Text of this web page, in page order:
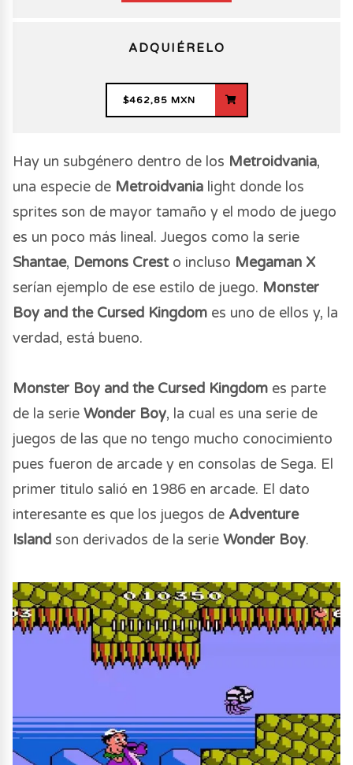
ADQUIÉRELO
$462,85 MXN
Hay un subgénero dentro de los Metroidvania,
una especie de Metroidvania light donde los
sprites son de mayor tamaño y el modo de juego
es un poco más lineal. Juegos como la serie
Shantae, Demons Cresto incluso Megaman X
serían ejemplo de ese estilo de juego. Monster
Boy and the Cursed Kingdom es uno de ellos y, la
verdad, está bueno.
Monster Boy and the Cursed Kingdom es parte
de la serieWonder Boy, la cual es una serie de
juegos de las que no tengo mucho conocimiento
pues fueron de arcade y en consolas de Sega. El
primer titulo salió en 1986 en arcade. El dato
interesante es que los juegos de Adventure
Island son derivados de la serieWonder Boy.